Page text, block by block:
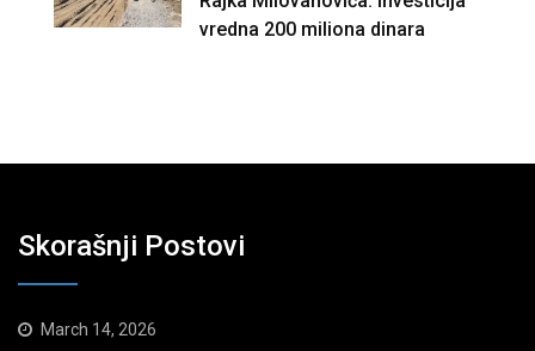
vredna 200 miliona dinara
Skorašnji Postovi
March 14, 2026